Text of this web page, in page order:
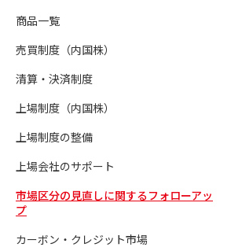
商品一覧
売買制度（内国株）
清算・決済制度
上場制度（内国株）
上場制度の整備
上場会社のサポート
市場区分の見直しに関するフォローアッ
プ
カーボン・クレジット市場